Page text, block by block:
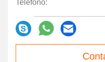
Telefono: